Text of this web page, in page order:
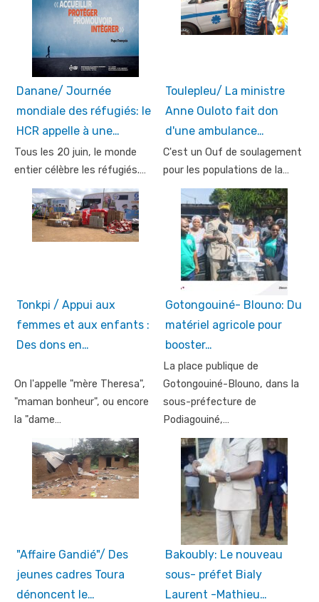
Danane/ Journée
mondiale des réfugiés: le
HCR appelle à une…
Tous les 20 juin, le monde
entier célèbre les réfugiés.…
Toulepleu/ La ministre
Anne Ouloto fait don
d'une ambulance…
C'est un Ouf de soulagement
pour les populations de la…
Tonkpi / Appui aux
femmes et aux enfants :
Des dons en…
On l'appelle "mère Theresa",
"maman bonheur", ou encore
la "dame…
Gotongouiné- Blouno: Du
matériel agricole pour
booster…
La place publique de
Gotongouiné-Blouno, dans la
sous-préfecture de
Podiagouiné,…
"Affaire Gandié"/ Des
jeunes cadres Toura
dénoncent le…
Bakoubly: Le nouveau
sous- préfet Bialy
Laurent -Mathieu…